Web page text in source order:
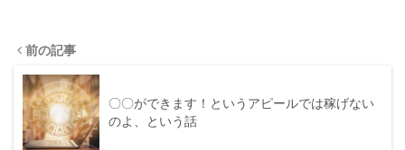
前の記事
〇〇ができます！というアピールでは稼げない
のよ、という話